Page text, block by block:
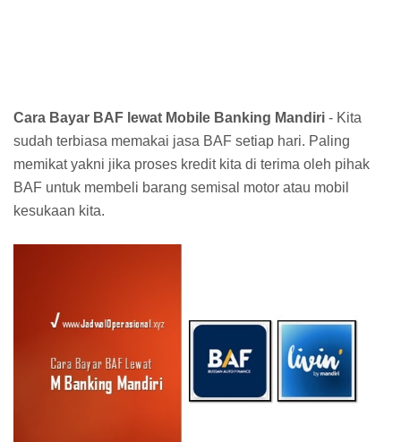
Cara Bayar BAF lewat Mobile Banking Mandiri - Kita
sudah terbiasa memakai jasa BAF setiap hari. Paling
memikat yakni jika proses kredit kita di terima oleh pihak
BAF untuk membeli barang semisal motor atau mobil
kesukaan kita.